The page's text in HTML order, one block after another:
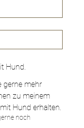
Hund.
gerne mehr
zu meinem
Hund erhalten.
noch